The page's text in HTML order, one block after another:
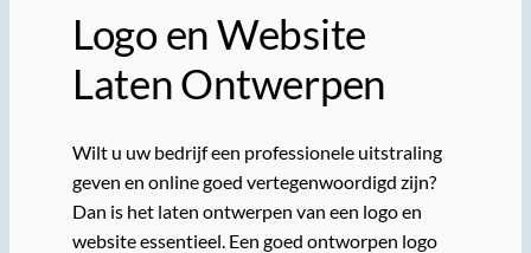
Logo en Website
Laten Ontwerpen
Wilt u uw bedrijf een professionele uitstraling
geven en online goed vertegenwoordigd zijn?
Dan is het laten ontwerpen van een logo en
website essentieel. Een goed ontworpen logo